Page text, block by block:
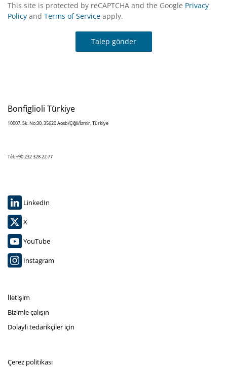
This site is protected by reCAPTCHA and the Google Privacy
Policy and Terms of Service apply.
Talep gönder
Bonfiglioli Türkiye
10007. Sk. No:30, 35620 Aosb/Çiğli/İzmir, Türkiye
Tél: +90 232 328 22 77
LinkedIn
X
YouTube
Instagram
İletişim
Bizimle çalışın
Dolaylı tedarikçiler için
Çerez politikası